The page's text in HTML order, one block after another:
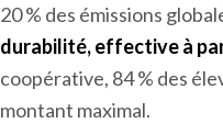
20 % des émissions
durabilité, effective à
coopérative, 84 % des
montant maximal.